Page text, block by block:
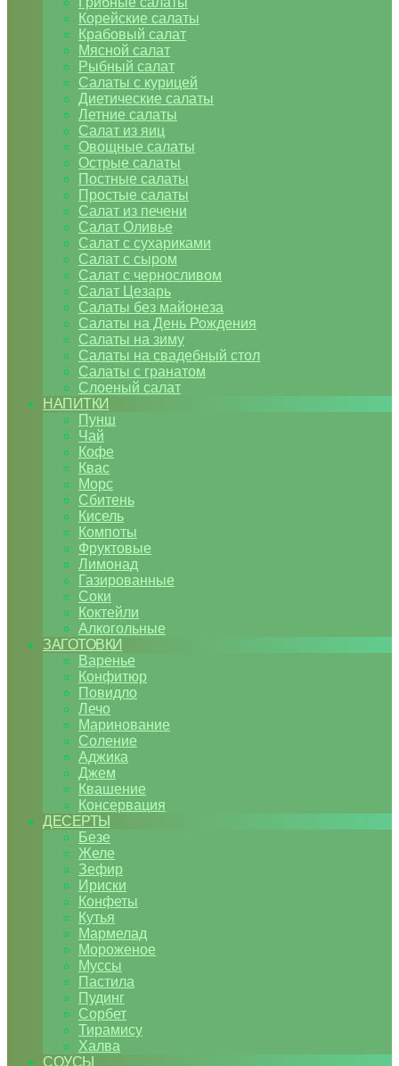
Корейские салаты
Крабовый салат
Мясной салат
Рыбный салат
Салаты с курицей
Диетические салаты
Летние салаты
Салат из яиц
Овощные салаты
Острые салаты
Постные салаты
Простые салаты
Салат из печени
Салат Оливье
Салат с сухариками
Салат с сыром
Салат с черносливом
Салат Цезарь
Салаты без майонеза
Салаты на День Рождения
Салаты на зиму
Салаты на свадебный стол
Салаты с гранатом
Слоеный салат
НАПИТКИ
Пунш
Чай
Кофе
Квас
Морс
Сбитень
Кисель
Компоты
Фруктовые
Лимонад
Газированные
Соки
Коктейли
Алкогольные
ЗАГОТОВКИ
Варенье
Конфитюр
Повидло
Лечо
Маринование
Соление
Аджика
Джем
Квашение
Консервация
ДЕСЕРТЫ
Безе
Желе
Зефир
Ириски
Конфеты
Кутья
Мармелад
Мороженое
Муссы
Пастила
Пудинг
Сорбет
Тирамису
Халва
СОУСЫ